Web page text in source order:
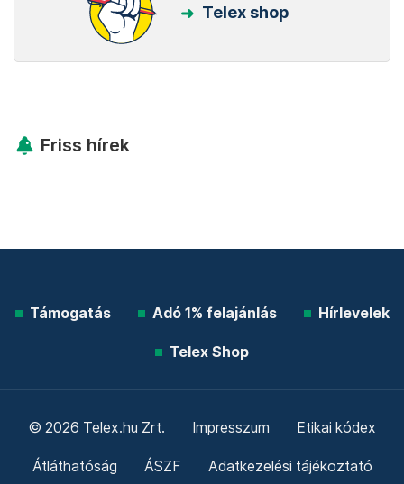
Telex shop
Friss hírek
Támogatás Adó 1% felajánlás Hírlevelek
Telex Shop
© 2026 Telex.hu Zrt. Impresszum Etikai kódex
Átláthatóság ÁSZF Adatkezelési tájékoztató